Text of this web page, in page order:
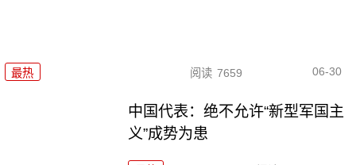
最热 阅读 7659 06-30
中国代表：绝不允许“新型军国主
义”成势为患